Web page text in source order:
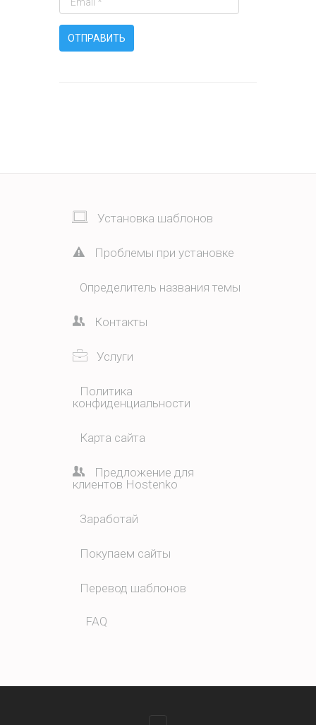
Установка шаблонов
Проблемы при установке
Определитель названия темы
Контакты
Услуги
Политика
конфиденциальности
Карта сайта
Предложение для
клиентов Hostenko
Заработай
Покупаем сайты
Перевод шаблонов
FAQ